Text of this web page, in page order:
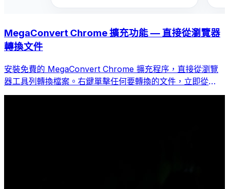
MegaConvert Chrome 擴充功能 — 直接從瀏覽器
轉換文件
安裝免費的 MegaConvert Chrome 擴充程序，直接從瀏覽
器工具列轉換檔案。右鍵單擊任何要轉換的文件，立即從
Chrome 存取所有工具。